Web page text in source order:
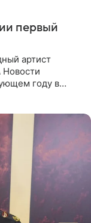
первый
артист
году в